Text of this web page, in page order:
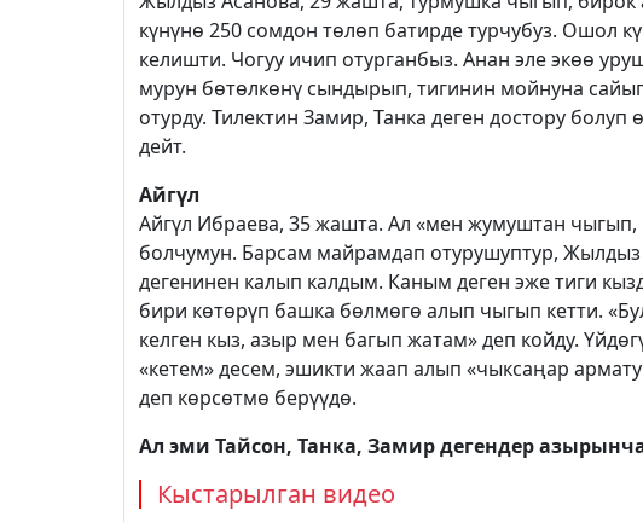
күнүнө 250 сомдон төлөп батирде турчубуз. Ошол
келишти. Чогуу ичип отурганбыз. Анан эле экөө
мурун бөтөлкөнү сындырып, тигинин мойнуна
отурду. Тилектин Замир, Танка деген достору
дейт.
Айгүл
Айгүл Ибраева, 35 жашта. Ал «мен жумуштан
болчумун. Барсам майрамдап отурушуптур, Жылдыз
дегенинен калып калдым. Каным деген эже тиги
бири көтөрүп башка бөлмөгө алып чыгып кетти.
келген кыз, азыр мен багып жатам» деп койду.
«кетем» десем, эшикти жаап алып «чыксаңар
деп көрсөтмө берүүдө.
Ал эми Тайсон, Танка, Замир дегендер
Кыстарылган видео